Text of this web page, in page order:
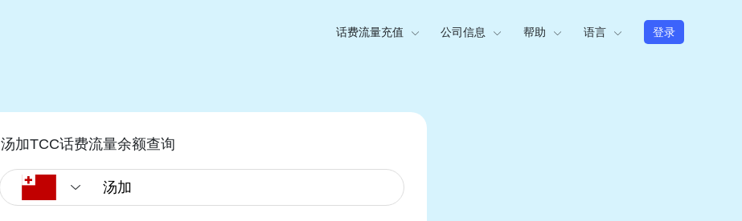
话费流量充值 公司信息 帮助 语言 登录
汤加TCC话费流量余额查询